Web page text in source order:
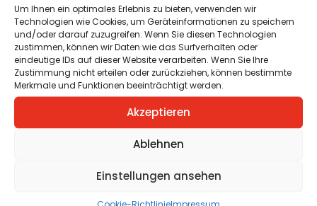
Um Ihnen ein optimales Erlebnis zu bieten, verwenden wir
Technologien wie Cookies, um Geräteinformationen zu speichern
und/oder darauf zuzugreifen. Wenn Sie diesen Technologien
zustimmen, können wir Daten wie das Surfverhalten oder
eindeutige IDs auf dieser Website verarbeiten. Wenn Sie Ihre
Zustimmung nicht erteilen oder zurückziehen, können bestimmte
Merkmale und Funktionen beeinträchtigt werden.
Akzeptieren
Ablehnen
Einstellungen ansehen
Cookie-RichtlinieImpressum
Jahreskreisfest Schnitterin
„Kräuterbuschen“
am 12. August 2026
„Tag der offenen
Kräutergartentür“
am 15. August 2026